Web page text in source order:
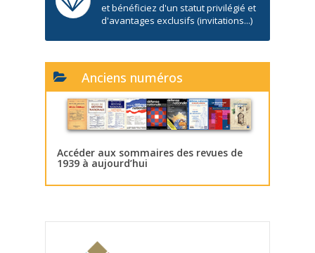
et bénéficiez d'un statut privilégié et
d'avantages exclusifs (invitations...)
Anciens numéros
Accéder aux sommaires des revues de
1939 à aujourd’hui